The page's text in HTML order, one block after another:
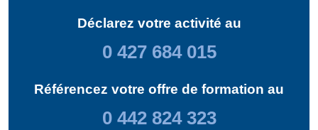
Déclarez votre activité au
0 427 684 015
Référencez votre offre de formation au
0 442 824 323